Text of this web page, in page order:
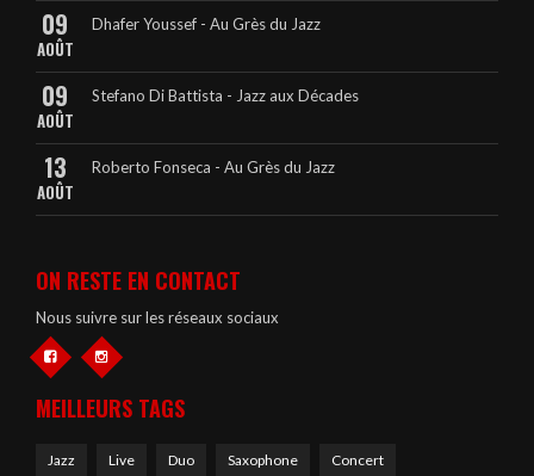
09
AOÛT
Dhafer Youssef - Au Grès du Jazz
09
AOÛT
Stefano Di Battista - Jazz aux Décades
13
AOÛT
Roberto Fonseca - Au Grès du Jazz
ON RESTE EN CONTACT
Nous suivre sur les réseaux sociaux
MEILLEURS TAGS
Jazz Live Duo Saxophone Concert